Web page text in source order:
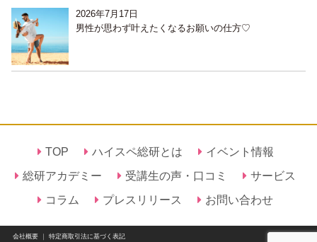
2026年7月17日
男性が思わず叶えたくなるお願いの仕方♡
TOP ハイスペ総研とは
イベント情報
総研アカデミー
受講生の声・口コミ
サービス
コラム
プレスリリース お問い合わせ
会社概要｜ 特定商取引法に基づく表記